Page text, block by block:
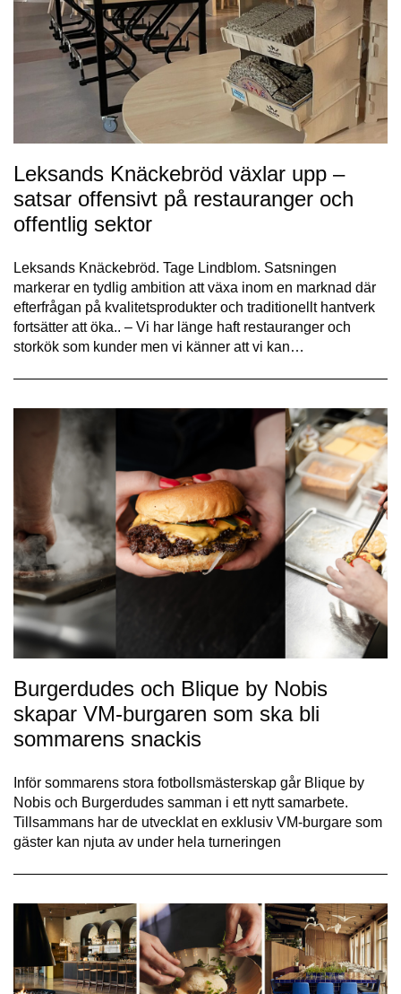
Leksands Knäckebröd växlar upp –
satsar offensivt på restauranger och
offentlig sektor
Leksands Knäckebröd. Tage Lindblom. Satsningen
markerar en tydlig ambition att växa inom en marknad där
efterfrågan på kvalitetsprodukter och traditionellt hantverk
fortsätter att öka.. – Vi har länge haft restauranger och
storkök som kunder men vi känner att vi kan…
Burgerdudes och Blique by Nobis
skapar VM-burgaren som ska bli
sommarens snackis
Inför sommarens stora fotbollsmästerskap går Blique by
Nobis och Burgerdudes samman i ett nytt samarbete.
Tillsammans har de utvecklat en exklusiv VM-burgare som
gäster kan njuta av under hela turneringen